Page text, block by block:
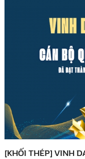
[KHỐI THÉP] VINH